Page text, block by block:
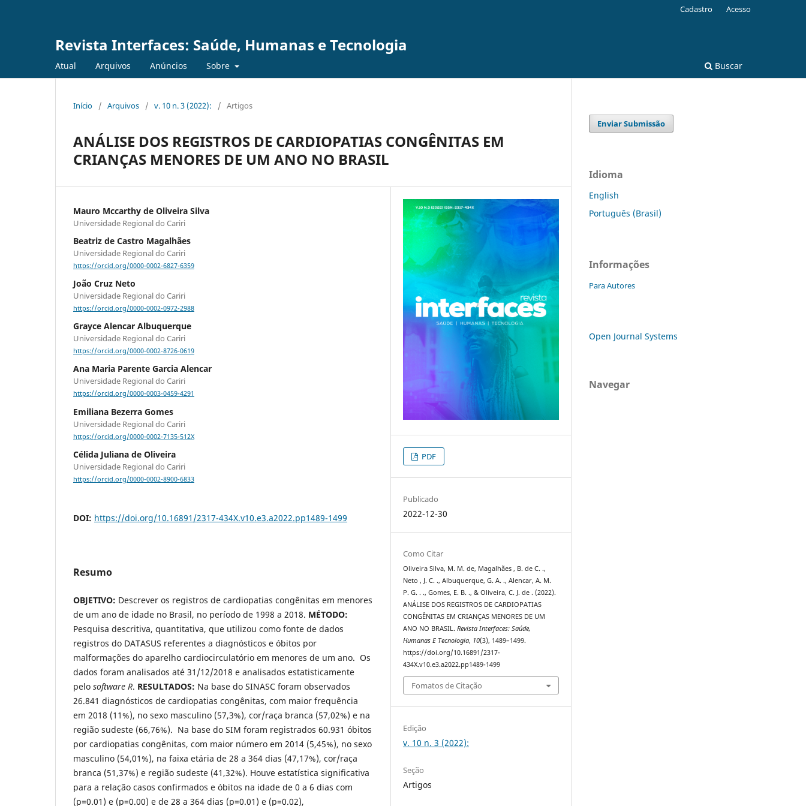
Revista Interfaces: Saúde, Humanas e Tecnologia
Atual Arquivos Anúncios Sobre Buscar
Cadastro Acesso
Início / Arquivos / v. 10 n. 3 (2022): / Artigos
ANÁLISE DOS REGISTROS DE CARDIOPATIAS CONGÊNITAS EM
CRIANÇAS MENORES DE UM ANO NO BRASIL
Mauro Mccarthy de Oliveira Silva
Universidade Regional do Cariri
Beatriz de Castro Magalhães
Universidade Regional do Cariri
https://orcid.org/0000-0002-6827-6359
João Cruz Neto
Universidade Regional do Cariri
https://orcid.org/0000-0002-0972-2988
Grayce Alencar Albuquerque
Universidade Regional do Cariri
https://orcid.org/0000-0002-8726-0619
Ana Maria Parente Garcia Alencar
Universidade Regional do Cariri
https://orcid.org/0000-0003-0459-4291
Emiliana Bezerra Gomes
Universidade Regional do Cariri
https://orcid.org/0000-0002-7135-512X
Célida Juliana de Oliveira
Universidade Regional do Cariri
https://orcid.org/0000-0002-8900-6833
DOI: https://doi.org/10.16891/2317-434X.v10.e3.a2022.pp1489-1499
Resumo
OBJETIVO: Descrever os registros de cardiopatias congênitas em menores
de um ano de idade no Brasil, no período de 1998 a 2018. MÉTODO:
Pesquisa descritiva, quantitativa, que utilizou como fonte de dados
registros do DATASUS referentes a diagnósticos e óbitos por
malformações do aparelho cardiocirculatório em menores de um ano. Os
dados foram analisados até 31/12/2018 e analisados estatisticamente
pelo software R. RESULTADOS: Na base do SINASC foram observados
26.841 diagnósticos de cardiopatias congênitas, com maior frequência
em 2018 (11%), no sexo masculino (57,3%), cor/raça branca (57,02%) e na
região sudeste (66,76%). Na base do SIM foram registrados 60.931 óbitos
por cardiopatias congênitas, com maior número em 2014 (5,45%), no sexo
masculino (54,01%), na faixa etária de 28 a 364 dias (47,17%), cor/raça
branca (51,37%) e região sudeste (41,32%). Houve estatística significativa
para a relação casos confirmados e óbitos na idade de 0 a 6 dias com
(p=0.01) e (p=0.00) e de 28 a 364 dias (p=0.01) e (p=0.02),
PDF
Publicado
2022-12-30
Como Citar
Oliveira Silva, M. M. de, Magalhães , B. de C. .,
Neto , J. C. ., Albuquerque, G. A. ., Alencar, A. M.
P. G. . ., Gomes, E. B. ., & Oliveira, C. J. de . (2022).
ANÁLISE DOS REGISTROS DE CARDIOPATIAS
CONGÊNITAS EM CRIANÇAS MENORES DE UM
ANO NO BRASIL.Revista Interfaces: Saúde,
Humanas E Tecnologia, 10(3), 1489–1499.
https://doi.org/10.16891/2317-
434X.v10.e3.a2022.pp1489-1499
Fomatos de Citação
Edição
v. 10 n. 3 (2022):
Seção
Artigos
Enviar Submissão
Idioma
English
Português (Brasil)
Informações
Para Autores
Open Journal Systems
Navegar